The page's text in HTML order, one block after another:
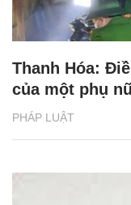
PHÁP LUẬT
Thanh Hóa:
của một phụ